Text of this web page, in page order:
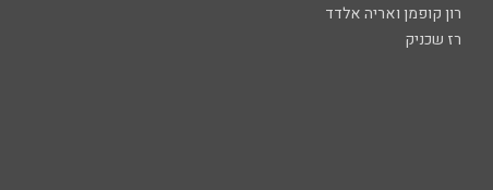
רון קופמן ואריה אלדד
רז שכניק